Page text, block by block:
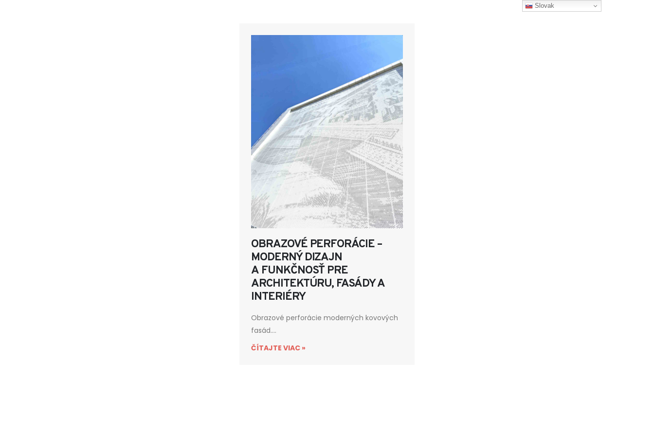
OBRAZOVÉ PERFORÁCIE –
MODERNÝ DIZAJN
A FUNKČNOSŤ PRE
ARCHITEKTÚRU, FASÁDY A
INTERIÉRY
Obrazové perforácie moderných kovových
fasád....
ČÍTAJTE VIAC »
Slovak